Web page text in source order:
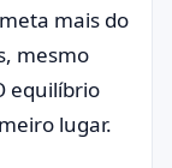
mais do
mesmo
equilíbrio
lugar.